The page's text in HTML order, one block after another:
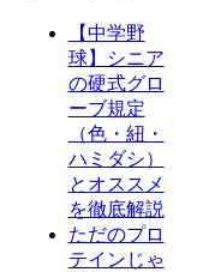
【中学野
球】シニア
の硬式グロ
ーブ規定
（色・紐・
ハミダシ）
とオススメ
を徹底解説
ただのプロ
テインじゃ